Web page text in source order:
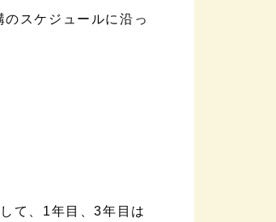
スケジュールに沿っ
て、1年目、3年目は